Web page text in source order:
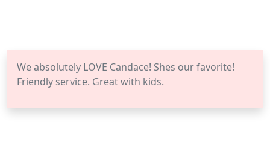
We absolutely LOVE Candace! Shes our favorite!
Friendly service. Great with kids.